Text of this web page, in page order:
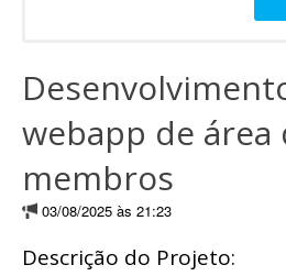
webapp de área
membros
03/08/2025 às 21:23
Descrição do Projeto: